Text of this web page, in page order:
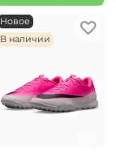
Новое
В наличии